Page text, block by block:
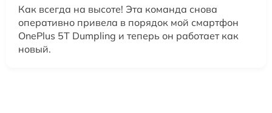
Как всегда на высоте! Эта команда снова
оперативно привела в порядок мой смартфон
OnePlus 5T Dumpling и теперь он работает как
новый.